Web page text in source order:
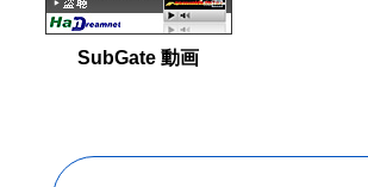
SubGate 動画